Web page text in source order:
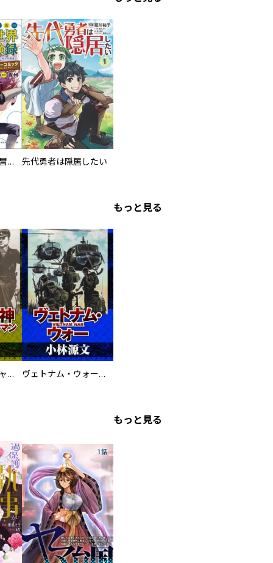
転生貴族の異世界冒険録アンソロジーコミック 先代勇者は隠居したい
もっと見る
鋼鉄の死神 ミヒャエル・ビットマン戦記 ヴェトナム・ウォー VIETNAM WAR
もっと見る